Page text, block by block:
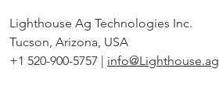
Lighthouse Ag Technologies Inc.
Tucson, Arizona, USA
+1 520-900-5757 | info@Lighthouse.ag